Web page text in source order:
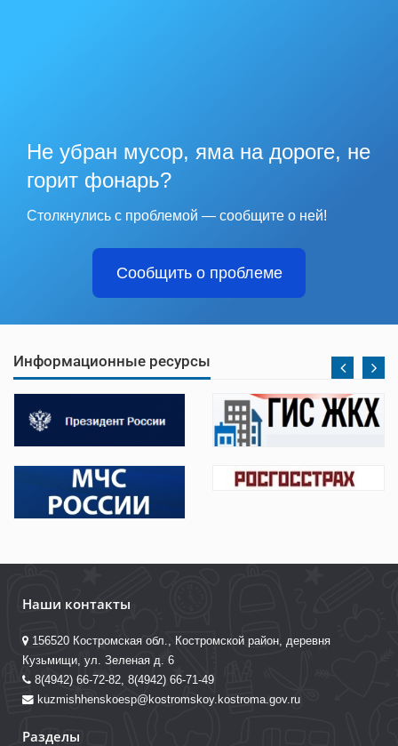
Не убран мусор, яма на дороге, не
горит фонарь?
Столкнулись с проблемой — сообщите о ней!
Сообщить о проблеме
Информационные ресурсы
Наши контакты
156520 Костромская обл., Костромской район, деревня
Кузьмищи, ул. Зеленая д. 6
8(4942) 66-72-82, 8(4942) 66-71-49
kuzmishhenskoesp@kostromskoy.kostroma.gov.ru
Разделы